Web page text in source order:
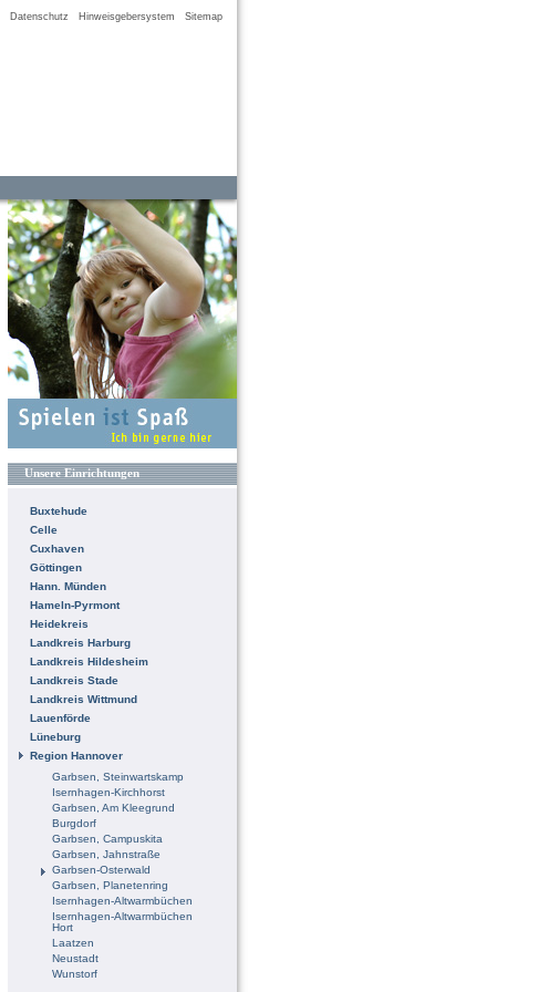
Datenschutz Hinweisgebersystem Sitemap
Unsere Einrichtungen
Buxtehude
Celle
Cuxhaven
Göttingen
Hann. Münden
Hameln-Pyrmont
Heidekreis
Landkreis Harburg
Landkreis Hildesheim
Landkreis Stade
Landkreis Wittmund
Lauenförde
Lüneburg
Region Hannover
Garbsen, Steinwartskamp
Isernhagen-Kirchhorst
Garbsen, Am Kleegrund
Burgdorf
Garbsen, Campuskita
Garbsen, Jahnstraße
Garbsen-Osterwald
Garbsen, Planetenring
Isernhagen-Altwarmbüchen
Isernhagen-Altwarmbüchen
Hort
Laatzen
Neustadt
Wunstorf